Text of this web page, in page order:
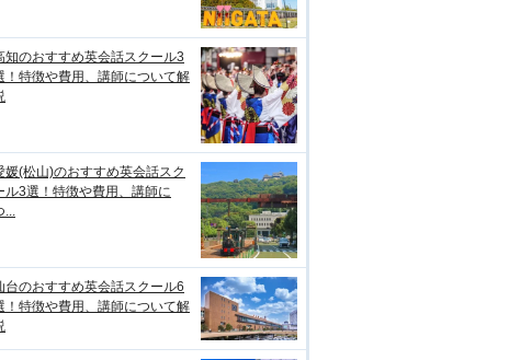
知のおすすめ英会話スクール3
！特徴や費用、講師について解
媛(松山)のおすすめ英会話スク
ル3選！特徴や費用、講師に
...
台のおすすめ英会話スクール6
！特徴や費用、講師について解